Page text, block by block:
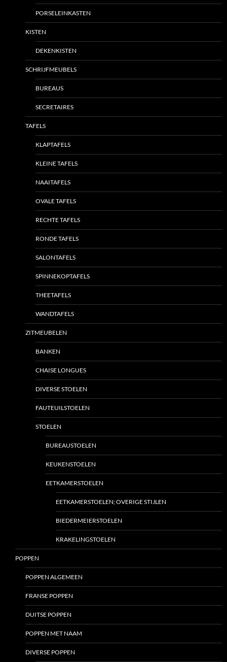
PORSELEINKASTEN
KISTEN
DEKENKISTEN
SCHRIJFMEUBELS
BUREAUS
SECRETAIRES
TAFELS
KLAPTAFELS
KLEINE TAFELS
NAAITAFELS
OVALE TAFELS
RECHTE TAFELS
RONDE TAFELS
SALONTAFELS
SPINNEKOPTAFELS
THEETAFELS
WANDTAFELS
ZITMEUBELEN
BANKEN
CHAISE LONGUES
DIVERSE STOELEN
FAUTEUILSTOELEN
STOELEN
BUREAUSTOELEN
KEUKENSTOELEN
EETKAMERSTOELEN
EETKAMERSTOELEN; OVERIGE STIJLEN
BIEDERMEIERSTOELEN
KRAKELINGSTOELEN
POPPEN
POPPEN ALGEMEEN
FRANSE POPPEN
DUITSE POPPEN
POPPEN MET NAAM
DIVERSE POPPEN